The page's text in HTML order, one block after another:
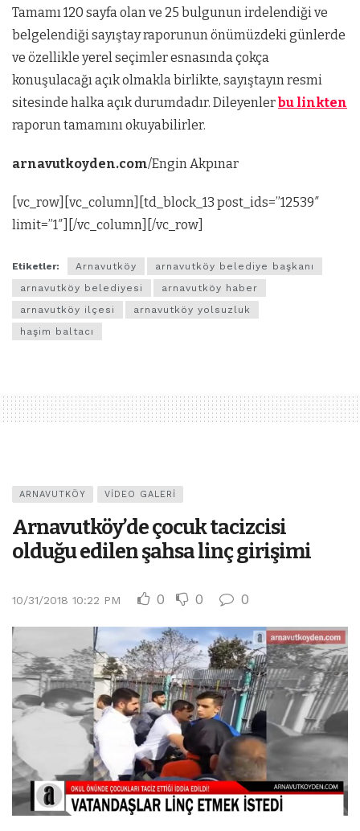
Tamamı 120 sayfa olan ve 25 bulgunun irdelendiği ve
belgelendiği sayıştay raporunun önümüzdeki günlerde
ve özellikle yerel seçimler esnasında çokça
konuşulacağı açık olmakla birlikte, sayıştayın resmi
sitesinde halka açık durumdadır. Dileyenlerbu linkten
raporun tamamını okuyabilirler.
arnavutkoyden.com/Engin Akpınar
[vc_row][vc_column][td_block_13 post_ids=”12539″
limit=”1″][/vc_column][/vc_row]
Etiketler: Arnavutköy
arnavutköy belediye başkanı
arnavutköy belediyesi
arnavutköy haber
arnavutköy ilçesi
arnavutköy yolsuzluk
haşim baltacı
ARNAVUTKÖY VIDEO GALERI
Arnavutköy’de çocuk tacizcisi
olduğu edilen şahsa linç girişimi
10/31/2018 10:22 PM 0 0 0